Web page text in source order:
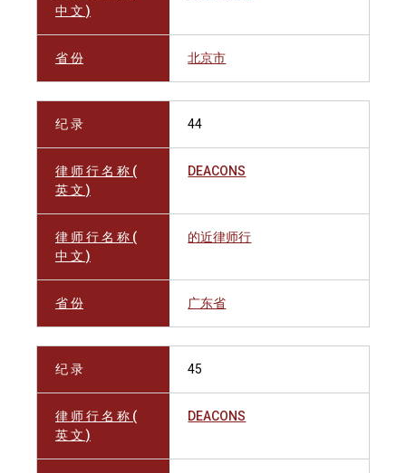
中 文 )
省 份 北京市
纪 录 44
律 师 行 名 称 (
英 文 )
DEACONS
律 师 行 名 称 (
中 文 )
的近律师行
省 份 广东省
纪 录 45
律 师 行 名 称 (
英 文 )
DEACONS